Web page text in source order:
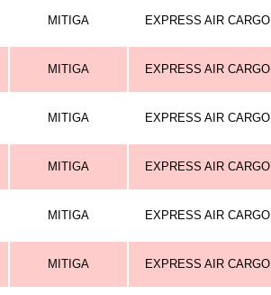
MITIGA EXPRESS AIR CARGO
MITIGA EXPRESS AIR CARGO
MITIGA EXPRESS AIR CARGO
MITIGA EXPRESS AIR CARGO
MITIGA EXPRESS AIR CARGO
MITIGA EXPRESS AIR CARGO